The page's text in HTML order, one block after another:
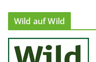
Wild auf Wild